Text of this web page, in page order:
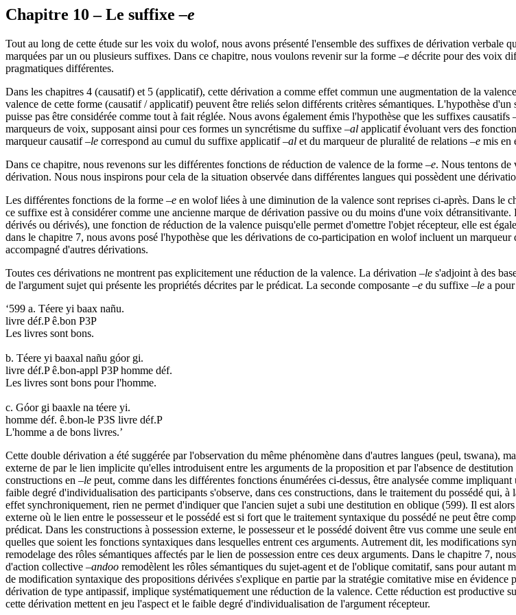
Chapitre 10 – Le suffixe–e
Tout au long de cette étude sur les voix du wolof, nous avons présenté l'ensemble des suffixes de dérivation
marquées par un ou plusieurs suffixes. Dans ce chapitre, nous voulons revenir sur la forme –e décrite pour des voix
pragmatiques différentes.
Dans les chapitres 4 (causatif) et 5 (applicatif), cette dérivation a comme effet commun une augmentation de la
valence de cette forme (causatif / applicatif) peuvent être reliés selon différents critères sémantiques. L'hypothèse
puisse pas être considérée comme tout à fait réglée. Nous avons également émis l'hypothèse que les suffixes causatifs
marqueurs de voix, supposant ainsi pour ces formes un syncrétisme du suffixe –al applicatif évoluant vers des
marqueur causatif–le correspond au cumul du suffixe applicatif–al et du marqueur de pluralité de relations –e mis en
Dans ce chapitre, nous revenons sur les différentes fonctions de réduction de valence de la forme –e. Nous tentons de
dérivation. Nous nous inspirons pour cela de la situation observée dans différentes langues qui possèdent une
Les différentes fonctions de la forme –e en wolof liées à une diminution de la valence sont reprises ci-après. Dans le
ce suffixe est à considérer comme une ancienne marque de dérivation passive ou du moins d'une voix
dérivés ou dérivés), une fonction de réduction de la valence puisqu'elle permet d'omettre l'objet récepteur, elle est
dans le chapitre 7, nous avons posé l'hypothèse que les dérivations de co-participation en wolof incluent un
accompagné d'autres dérivations.
Toutes ces dérivations ne montrent pas explicitement une réduction de la valence. La dérivation –le s'adjoint à des
de l'argument sujet qui présente les propriétés décrites par le prédicat. La seconde composante –e du suffixe –le a
‘599 a. Téere yi baax nañu.
livre déf.P ê.bon P3P
Les livres sont bons.
b. Téere yi baaxal nañu góor gi.
livre déf.P ê.bon-appl P3P homme déf.
Les livres sont bons pour l'homme.
c. Góor gi baaxle na téere yi.
homme déf. ê.bon-le P3S livre déf.P
L'homme a de bons livres.’
Cette double dérivation a été suggérée par l'observation du même phénomène dans d'autres langues (peul, tswana),
externe de par le lien implicite qu'elles introduisent entre les arguments de la proposition et par l'absence de
constructions en –le peut, comme dans les différentes fonctions énumérées ci-dessus, être analysée comme
faible degré d'individualisation des participants s'observe, dans ces constructions, dans le traitement du possédé
effet synchroniquement, rien ne permet d'indiquer que l'ancien sujet a subi une destitution en oblique (599). Il est
externe où le lien entre le possesseur et le possédé est si fort que le traitement syntaxique du possédé ne peut être
prédicat. Dans les constructions à possession externe, le possesseur et le possédé doivent être vus comme une seule
quelles que soient les fonctions syntaxiques dans lesquelles entrent ces arguments. Autrement dit, les modifications
remodelage des rôles sémantiques affectés par le lien de possession entre ces deux arguments. Dans le chapitre 7,
d'action collective –andoo remodèlent les rôles sémantiques du sujet-agent et de l'oblique comitatif, sans pour autant
de modification syntaxique des propositions dérivées s'explique en partie par la stratégie comitative mise en
dérivation de type antipassif, implique systématiquement une réduction de la valence. Cette réduction est productive
cette dérivation mettent en jeu l'aspect et le faible degré d'individualisation de l'argument récepteur.